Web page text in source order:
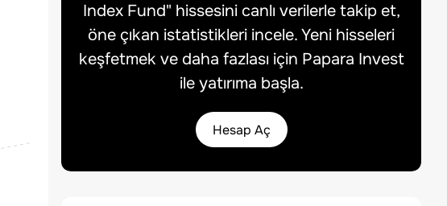
Index Fund" hissesini canlı verilerle takip et,
öne çıkan istatistikleri incele. Yeni hisseleri
keşfetmek ve daha fazlası için Papara Invest
ile yatırıma başla.
Hesap Aç